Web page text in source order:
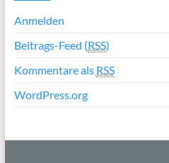
Anmelden
Beitrags-Feed (RSS)
Kommentare als RSS
WordPress.org